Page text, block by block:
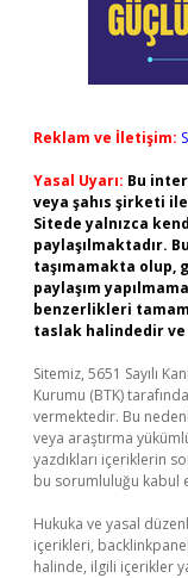
Reklam ve İletişim:
Yasal Uyarı: Bu
veya şahıs şirketi
Sitede yalnızca
paylaşılmaktadır.
taşımamakta olup,
paylaşım
benzerlikleri
taslak halindedir
Sitemiz, 5651 Sayılı
Kurumu (BTK)
vermektedir. Bu
veya araştırma
yazdıkları içeriklerin
bu sorumluluğu kabul
Hukuka ve yasal
içerikleri,
halinde, ilgili içerikler